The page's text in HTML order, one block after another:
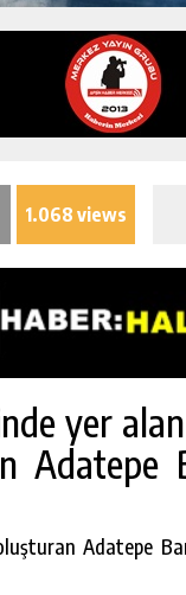
1.068 views
yer
Adatepe